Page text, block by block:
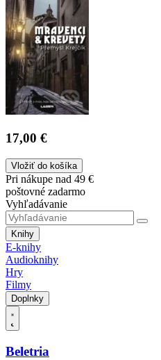
17,00 €
Vložiť do košíka
Pri nákupe nad 49 €
poštovné zadarmo
Vyhľadávanie
Knihy
E-knihy
Audioknihy
Hry
Filmy
Doplnky
Beletria